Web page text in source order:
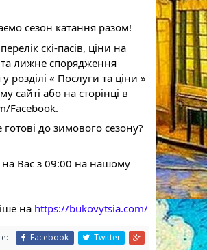
сезон катання разом!
скі-пасів, ціни на
лижне спорядження
у розділі « Послуги та ціни »
сайті або на сторінці в
Facebook.
до зимового сезону?
на Вас з 09:00 на нашому
на https://bukovytsia.com/
Facebook Twitter